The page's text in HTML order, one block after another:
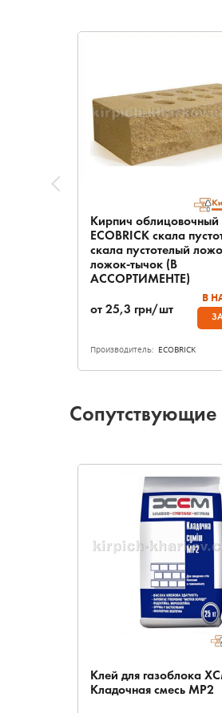
Кирпич облицовочный
ECOBRICK скала
скала пустотелый
ложок-тычок (В
АССОРТИМЕНТЕ)
от 25,3 грн/шт
В
Производитель: ECOBRICK
Сопутствующие
Клей для газоблока
Кладочная смесь МР2